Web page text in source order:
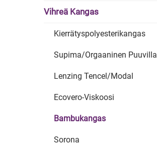
Vihreä Kangas
Kierrätyspolyesterikangas
Supima/Orgaaninen Puuvilla
Lenzing Tencel/Modal
Ecovero-Viskoosi
Bambukangas
Sorona